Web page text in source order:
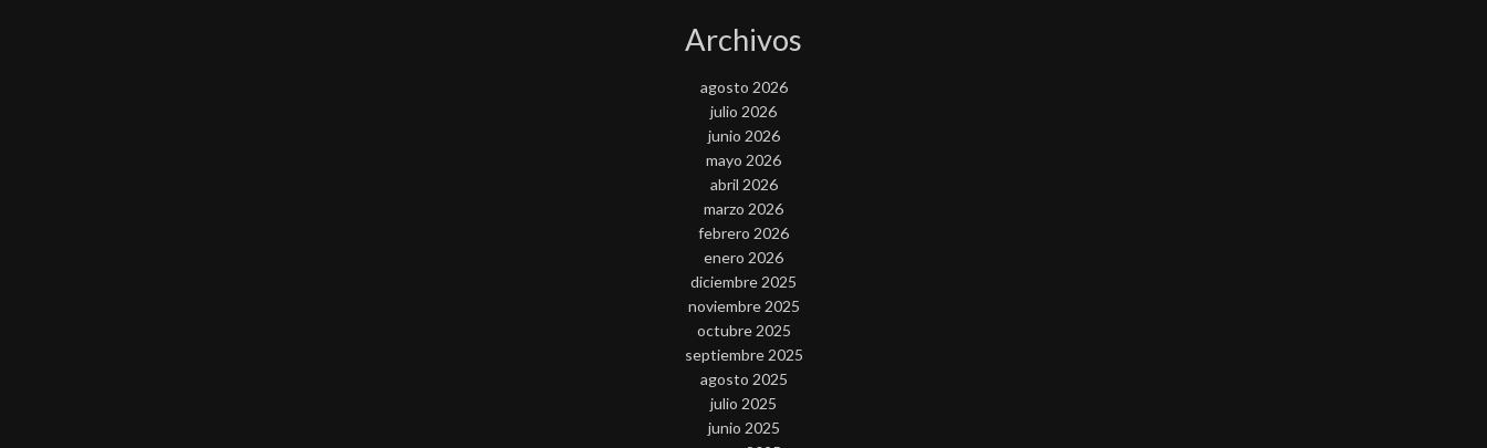
Archivos
agosto 2026
julio 2026
junio 2026
mayo 2026
abril 2026
marzo 2026
febrero 2026
enero 2026
diciembre 2025
noviembre 2025
octubre 2025
septiembre 2025
agosto 2025
julio 2025
junio 2025